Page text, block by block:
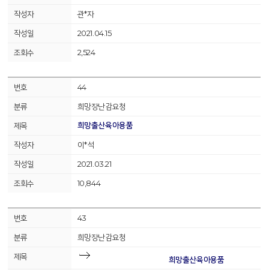
관*자
2021.04.15
2,524
44
희망장난감요청
희망출산육아용품
이*석
2021.03.21
10,844
43
희망장난감요청
희망출산육아용품